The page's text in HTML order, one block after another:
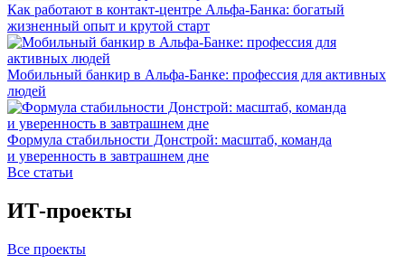
Как работают в контакт-центре Альфа-Банка: богатый
жизненный опыт и крутой старт
Мобильный банкир в Альфа-Банке: профессия для активных
людей
Формула стабильности Донстрой: масштаб, команда
и уверенность в завтрашнем дне
Все статьи
ИТ-проекты
Все проекты